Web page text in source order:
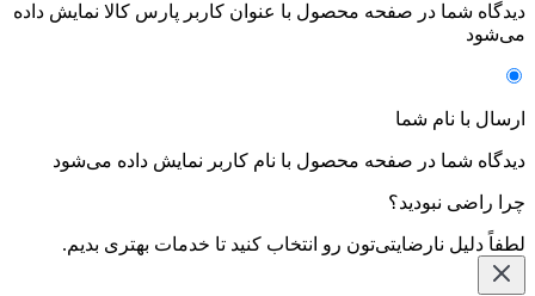
دیدگاه شما در صفحه محصول با عنوان کاربر پارس کالا نمایش داده
می‌شود
ارسال با نام شما
دیدگاه شما در صفحه محصول با نام کاربر نمایش داده می‌شود
چرا راضی نبودید؟
لطفاً دلیل نارضایتی‌تون رو انتخاب کنید تا خدمات بهتری بدیم.